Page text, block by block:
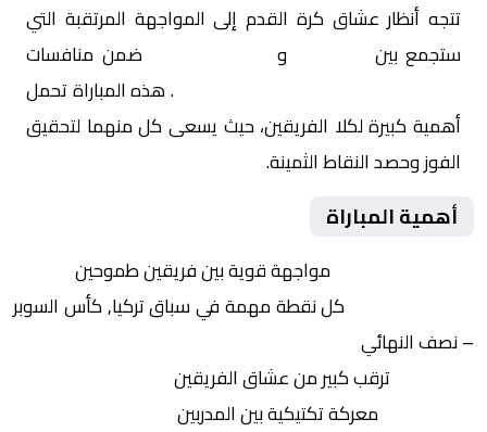
تتجه أنظار عشاق كرة القدم إلى المواجهة المرتقبة التي
ستجمع بين
و
ضمن منافسات
. هذه المباراة تحمل
أهمية كبيرة لكلا الفريقين، حيث يسعى كل منهما لتحقيق
الفوز وحصد النقاط الثمينة.
أهمية المباراة
مواجهة قوية بين فريقين طموحين
كل نقطة مهمة في سباق تركيا, كأس السوبر
– نصف النهائي
ترقب كبير من عشاق الفريقين
معركة تكتيكية بين المدربين